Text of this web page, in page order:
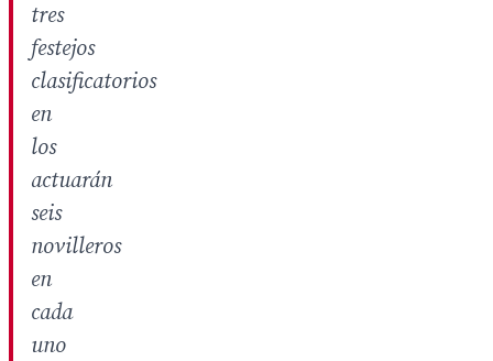
tres
festejos
clasificatorios
en
los
actuarán
seis
novilleros
en
cada
uno